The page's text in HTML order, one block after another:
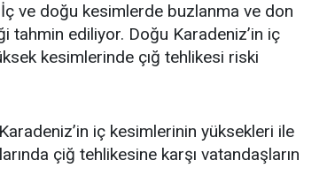
İç ve doğu kesimlerde buzlanma ve don
tahmin ediliyor. Doğu Karadeniz’in iç
kesimlerinde çığ tehlikesi riski
iç kesimlerinin yüksekleri ile
çiğ tehlikesine karşı vatandaşların